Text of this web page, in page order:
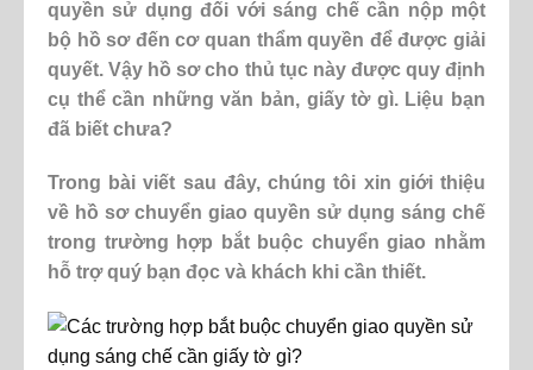
quyền sử dụng đối với sáng chế cần nộp một
bộ hồ sơ đến cơ quan thẩm quyền để được giải
quyết. Vậy hồ sơ cho thủ tục này được quy định
cụ thể cần những văn bản, giấy tờ gì. Liệu bạn
đã biết chưa?
Trong bài viết sau đây, chúng tôi xin giới thiệu
về hồ sơ chuyển giao quyền sử dụng sáng chế
trong trường hợp bắt buộc chuyển giao nhằm
hỗ trợ quý bạn đọc và khách khi cần thiết.